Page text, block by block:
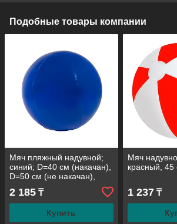
Подобные товары компании
Мяч пляжный надувной;
синий; D=40 см (накачан),
D=50 см (не накачан),
2 185 ₸
Купить
Мяч
красный,
1 237₸